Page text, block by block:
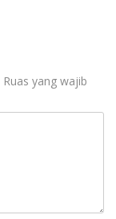
Ruas yang wajib